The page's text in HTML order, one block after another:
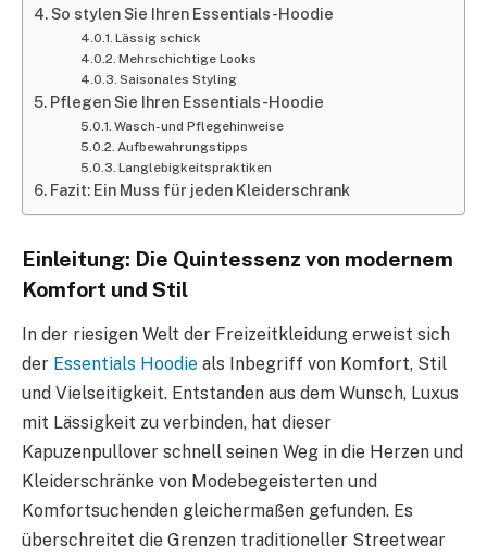
So stylen Sie Ihren Essentials-Hoodie
Lässig schick
Mehrschichtige Looks
Saisonales Styling
Pflegen Sie Ihren Essentials-Hoodie
Wasch- und Pflegehinweise
Aufbewahrungstipps
Langlebigkeitspraktiken
Fazit: Ein Muss für jeden Kleiderschrank
Einleitung: Die Quintessenz von modernem
Komfort und Stil
In der riesigen Welt der Freizeitkleidung erweist sich
der Essentials Hoodie als Inbegriff von Komfort, Stil
und Vielseitigkeit. Entstanden aus dem Wunsch, Luxus
mit Lässigkeit zu verbinden, hat dieser
Kapuzenpullover schnell seinen Weg in die Herzen und
Kleiderschränke von Modebegeisterten und
Komfortsuchenden gleichermaßen gefunden. Es
überschreitet die Grenzen traditioneller Streetwear